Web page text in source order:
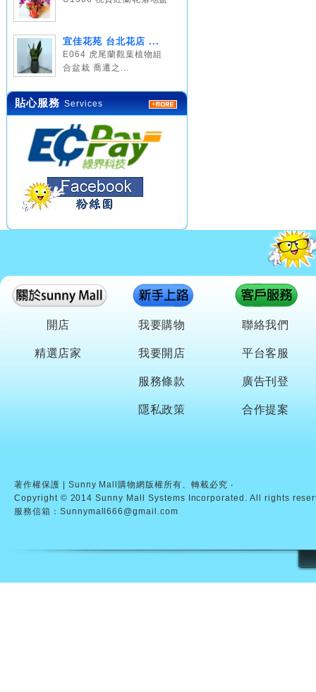
宜佳花苑 台北花店 ...
E064 虎尾蘭觀葉植物組
合盆栽 喬遷之...
貼心服務 Services
開店
精選店家
我要購物
我要開店
服務條款
隱私政策
聯絡我們
平台客服
廣告刊登
合作提案
著作權保護 | Sunny Mall購物網版權所有、轉載必究 ‧
Copyright © 2014 Sunny Mall Systems Incorporated. All rights
服務信箱：Sunnymall666@gmail.com